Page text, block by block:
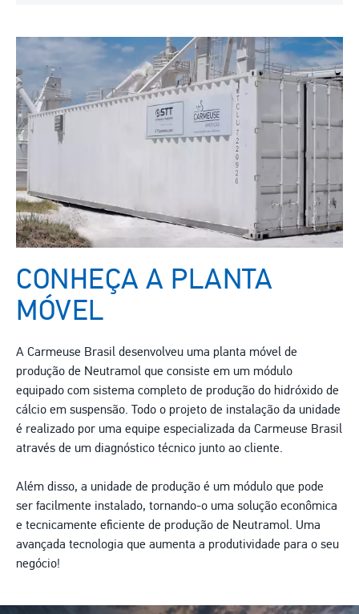
CONHEÇA A PLANTA
MÓVEL
A Carmeuse Brasil desenvolveu uma planta móvel de
produção de Neutramol que consiste em um módulo
equipado com sistema completo de produção do hidróxido de
cálcio em suspensão. Todo o projeto de instalação da unidade
é realizado por uma equipe especializada da Carmeuse Brasil
através de um diagnóstico técnico junto ao cliente.
Além disso, a unidade de produção é um módulo que pode
ser facilmente instalado, tornando-o uma solução econômica
e tecnicamente eficiente de produção de Neutramol. Uma
avançada tecnologia que aumenta a produtividade para o seu
negócio!